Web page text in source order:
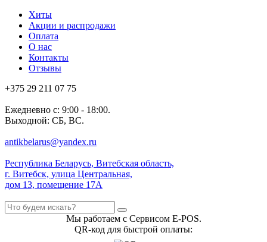
Хиты
Акции и распродажи
Оплата
О нас
Контакты
Отзывы
+375 29 211 07 75
Ежедневно с: 9:00 - 18:00.
Выходной: СБ, ВС.
antikbelarus@yandex.ru
Республика Беларусь, Витебская область,
г. Витебск, улица Центральная,
дом 13, помещение 17А
Мы работаем с Сервисом E-POS.
QR-код для быстрой оплаты: